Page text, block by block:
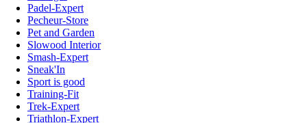
Padel-Expert
Pecheur-Store
Pet and Garden
Slowood Interior
Smash-Expert
Sneak'In
Sport is good
Training-Fit
Trek-Expert
Triathlon-Expert